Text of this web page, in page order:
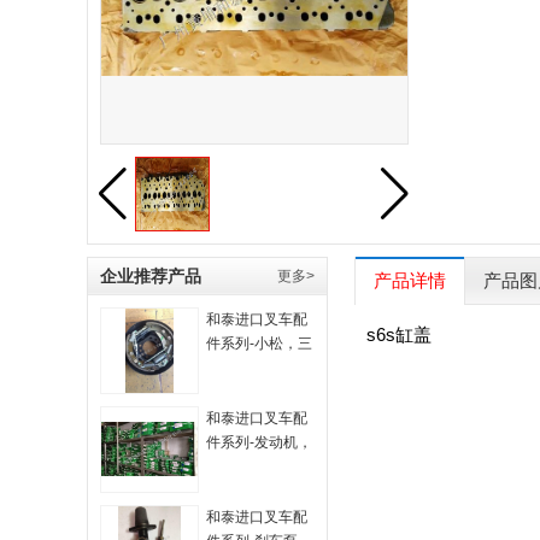
企业推荐产品 更多>
和泰进口叉车配
件系列-小松，三
和泰进口叉车配
件系列-发动机，
和泰进口叉车配
产品详情 产品
s6s缸盖